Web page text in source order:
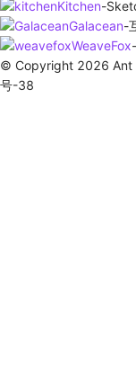
Kitchen-
Galacean-
WeaveFox-
© Copyright 2026 Ant
号-38